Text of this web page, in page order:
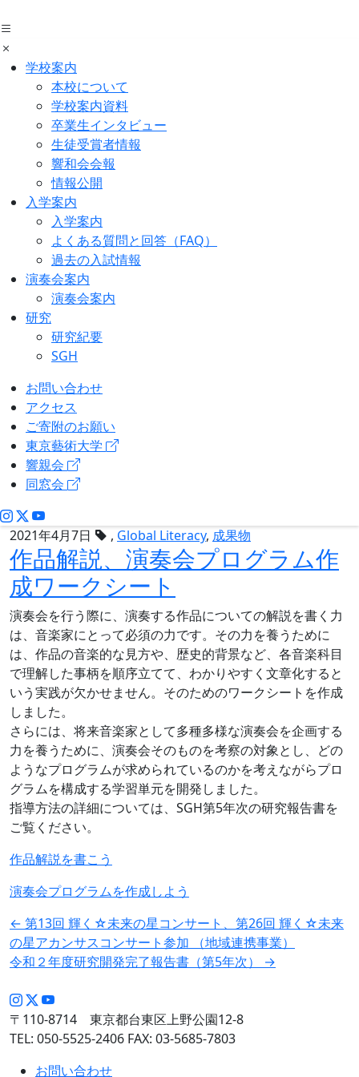
to
the
content学校案内
本校について
学校案内資料
卒業生インタビュー
生徒受賞者情報
響和会会報
情報公開
入学案内
入学案内
よくある質問と回答（FAQ）
過去の入試情報
演奏会案内
演奏会案内
研究
研究紀要
SGH
お問い合わせ
アクセス
ご寄附のお願い
東京藝術大学
響親会
同窓会
2021年4月7日 , Global Literacy, 成果物
作品解説、演奏会プログラム作
成ワークシート
演奏会を行う際に、演奏する作品についての解説を書く力
は、音楽家にとって必須の力です。その力を養うために
は、作品の音楽的な見方や、歴史的背景など、各音楽科目
で理解した事柄を順序立てて、わかりやすく文章化すると
いう実践が欠かせません。そのためのワークシートを作成
しました。
さらには、将来音楽家として多種多様な演奏会を企画する
力を養うために、演奏会そのものを考察の対象とし、どの
ようなプログラムが求められているのかを考えながらプロ
グラムを構成する学習単元を開発しました。
指導方法の詳細については、SGH第5年次の研究報告書を
ご覧ください。
作品解説を書こう
演奏会プログラムを作成しよう
投
稿
ナ
ビ
ゲ
ー
シ
← 第13回 輝く☆未来の星コンサート、第26回 輝く☆未来
の星アカンサスコンサート参加 （地域連携事業）
令和２年度研究開発完了報告書（第5年次） →
〒110-8714 東京都台東区上野公園12-8
TEL: 050-5525-2406 FAX: 03-5685-7803
お問い合わせ